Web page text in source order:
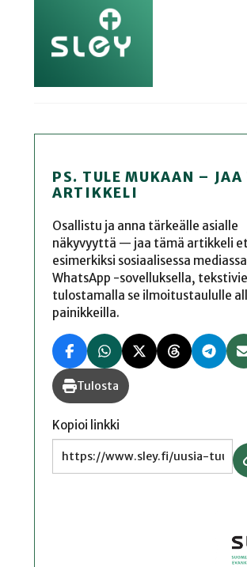
PS. TULE MUKAAN –
ARTIKKELI
Osallistu ja anna tärkeälle asialle
näkyvyyttä — jaa tämä artikkeli
esimerkiksi sosiaalisessa
WhatsApp -sovelluksella,
tulostamalla se ilmoitustaululle
painikkeilla.
Tulosta
Kopioi linkki